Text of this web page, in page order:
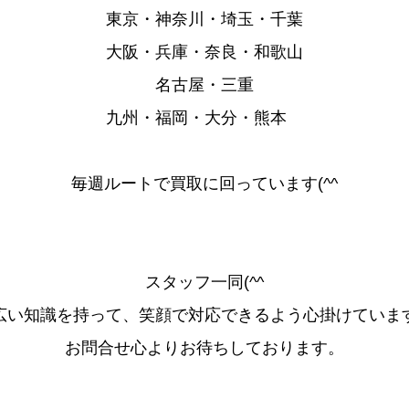
東京・神奈川・埼玉・千葉
大阪・兵庫・奈良・和歌山
名古屋・三重
九州・福岡・大分・熊本
毎週ルートで買取に回っています(^^
スタッフ一同(^^
い知識を持って、笑顔で対応できるよう心掛けていま
お問合せ心よりお待ちしております。